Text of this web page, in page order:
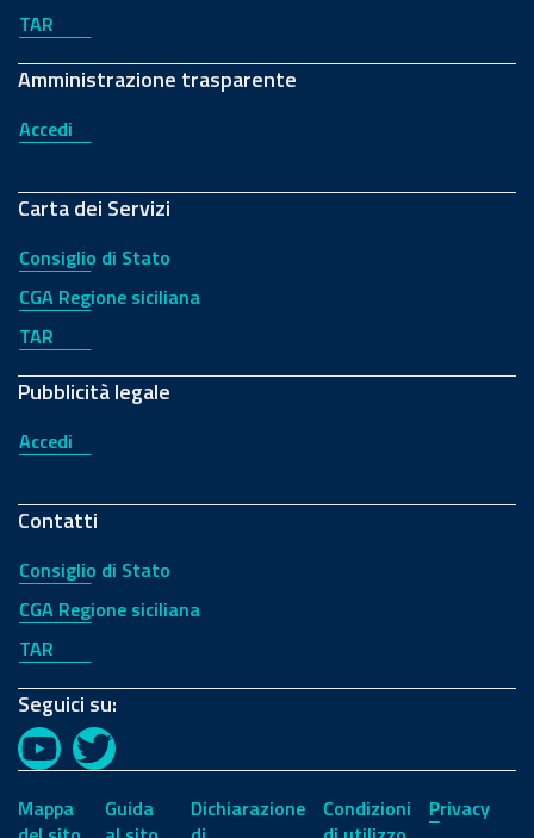
TAR
Amministrazione trasparente
Accedi
Carta dei Servizi
Consiglio di Stato
CGA Regione siciliana
TAR
Pubblicità legale
Accedi
Contatti
Consiglio di Stato
CGA Regione siciliana
TAR
Seguici su:
YouTubeTwitter
Mappa
Guida
Dichiarazione
Condizioni
Privacy